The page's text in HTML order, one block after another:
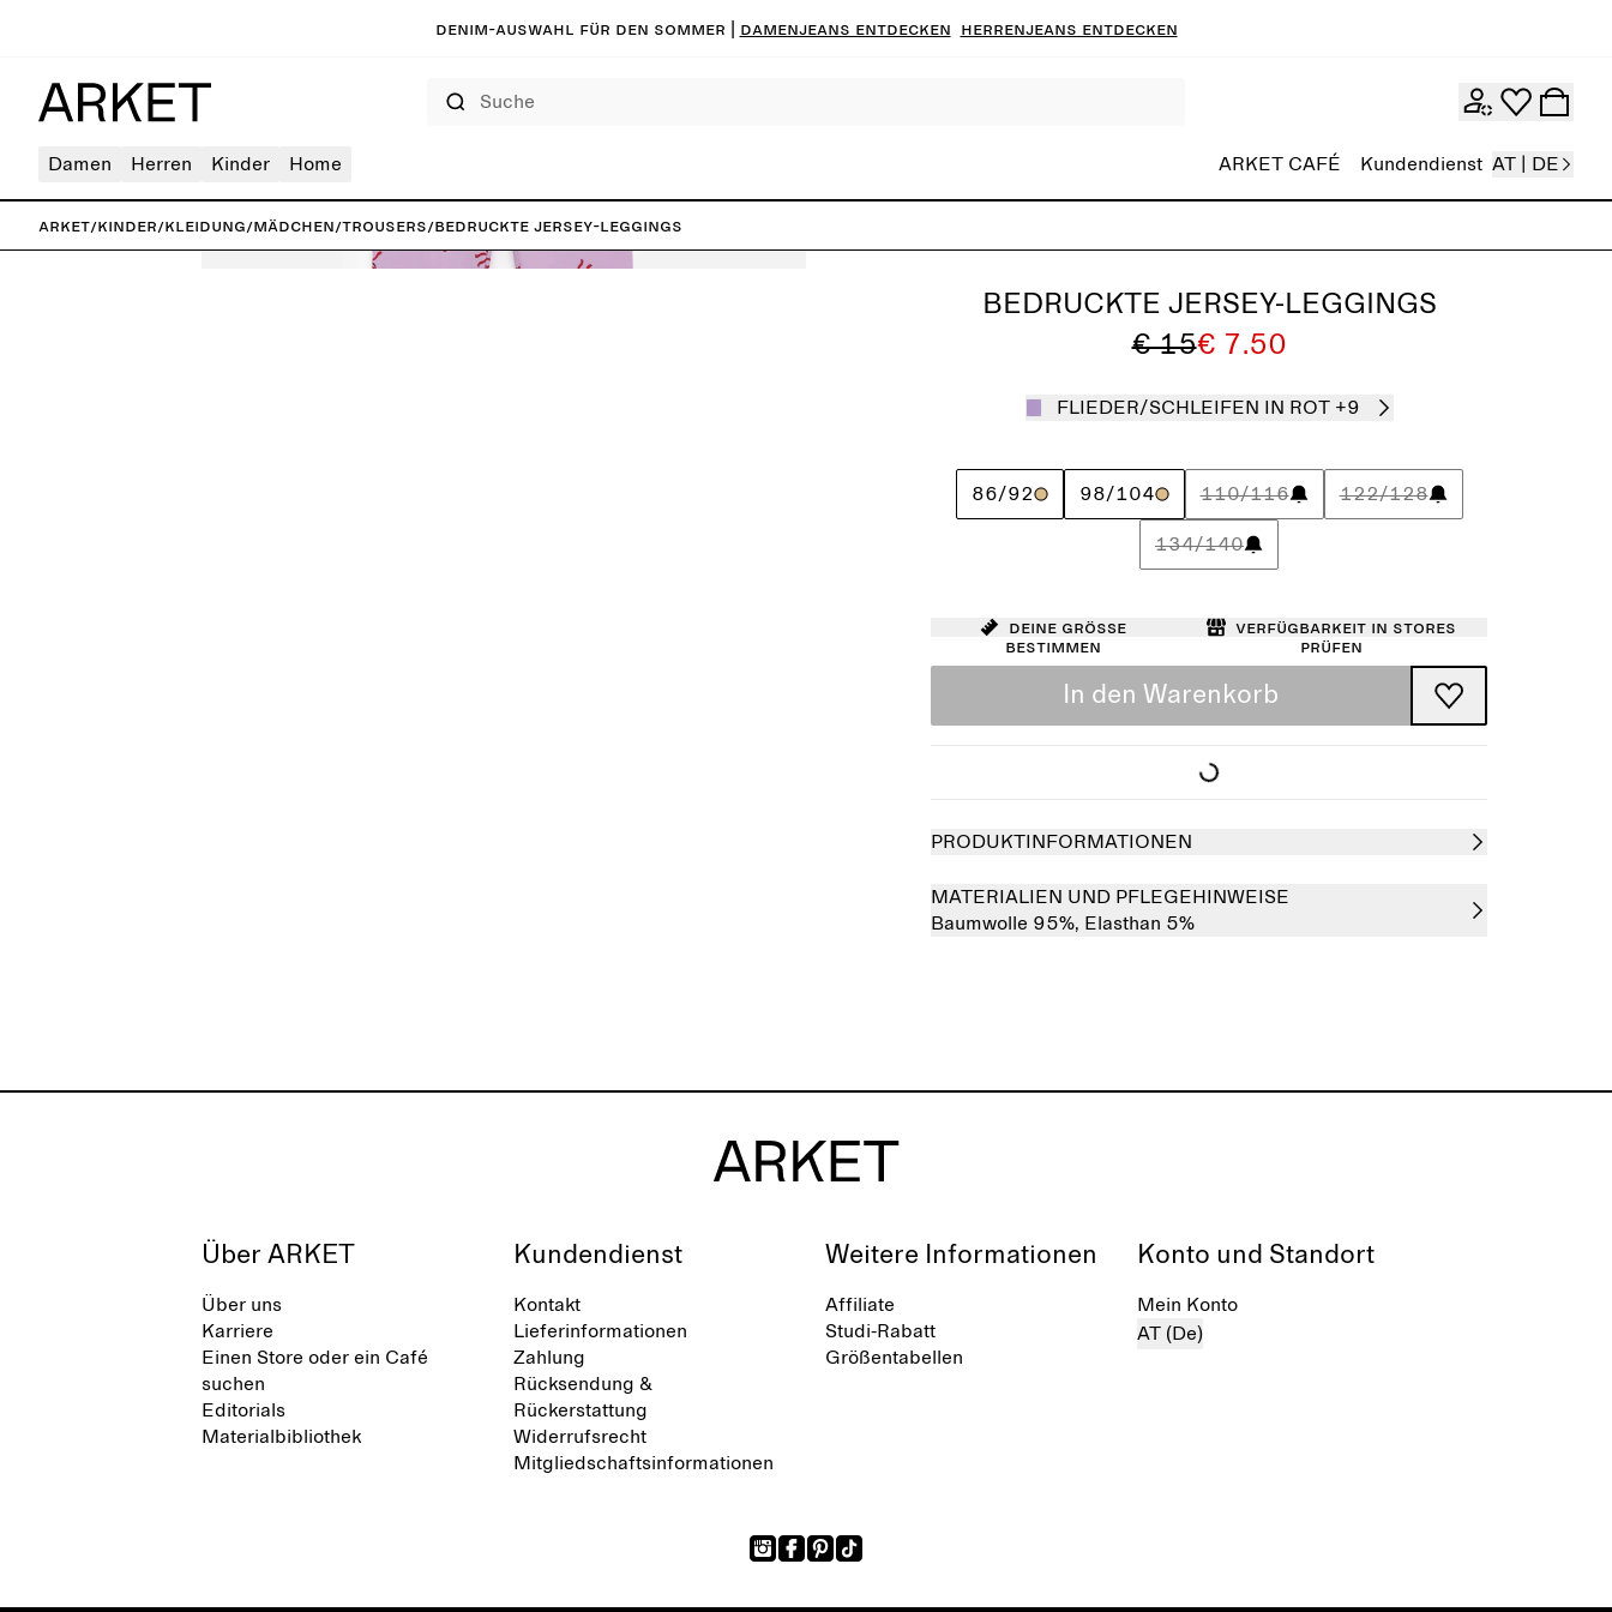
Denim-Auswahl für den Sommer | Damenjeans entdecken Herrenjeans entdecken
Damen Herren Kinder Home ARKET CAFÉ Kundendienst AT | DE
ARKET/Kinder/Kleidung/Mädchen/Trousers/Bedruckte Jersey-Leggings
BEDRUCKTE JERSEY-LEGGINGS
€ 15€ 7.50
FLIEDER/SCHLEIFEN IN ROT +9
86/92 98/104 110/116 122/128
134/140
Deine Größe
bestimmen
Verfügbarkeit in Stores
prüfen
In den Warenkorb
PRODUKTINFORMATIONEN
MATERIALIEN UND PFLEGEHINWEISE
Baumwolle 95%, Elasthan 5%
Über ARKET
Über uns
Karriere
Einen Store oder ein Café
suchen
Editorials
Materialbibliothek
Kundendienst
Kontakt
Lieferinformationen
Zahlung
Rücksendung &
Rückerstattung
Widerrufsrecht
Mitgliedschaftsinformationen
Weitere Informationen
Affiliate
Studi-Rabatt
Größentabellen
Konto und Standort
Mein Konto
AT (De)